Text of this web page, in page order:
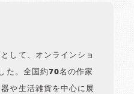
して、オンラインショ
た。全国約70名の作家
や生活雑貨を中心に展